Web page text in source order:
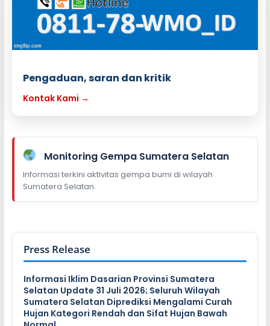
Pengaduan, saran dan kritik
Kontak Kami →
Monitoring Gempa Sumatera Selatan
Informasi terkini aktivitas gempa bumi di wilayah
Sumatera Selatan.
Press Release
Informasi Iklim Dasarian Provinsi Sumatera
Selatan Update 31 Juli 2026; Seluruh Wilayah
Sumatera Selatan Diprediksi Mengalami Curah
Hujan Kategori Rendah dan Sifat Hujan Bawah